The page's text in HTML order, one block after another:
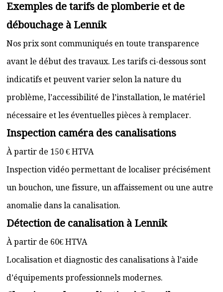
Exemples de tarifs de plomberie et de
débouchage à Lennik
Nos prix sont communiqués en toute transparence
avant le début des travaux. Les tarifs ci-dessous sont
indicatifs et peuvent varier selon la nature du
problème, l’accessibilité de l’installation, le matériel
nécessaire et les éventuelles pièces à remplacer.
Inspection caméra des canalisations
À partir de 150 € HTVA
Inspection vidéo permettant de localiser précisément
un bouchon, une fissure, un affaissement ou une autre
anomalie dans la canalisation.
Détection de canalisation à Lennik
À partir de 60€ HTVA
Localisation et diagnostic des canalisations à l’aide
d’équipements professionnels modernes.